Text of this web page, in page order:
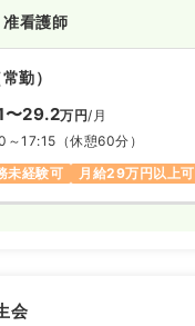
准看護師
勤）
〜29.2万円/月
～17:15 （休憩60分）
未経験可
月給29万円以上可
会